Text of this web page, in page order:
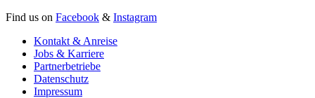
Find us on Facebook & Instagram
Kontakt & Anreise
Jobs & Karriere
Partnerbetriebe
Datenschutz
Impressum